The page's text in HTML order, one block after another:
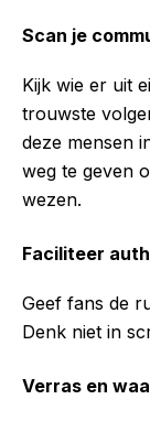
Scan je
Kijk wie er uit
trouwste
deze mensen
weg te geven
wezen.
Faciliteer
Geef fans de
Denk niet in
Verras en